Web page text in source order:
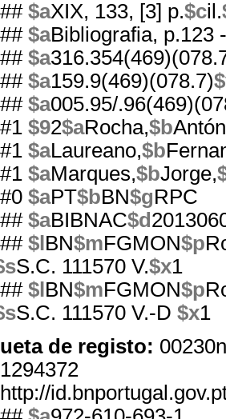
## $aXIX, 133, [3] p.$cil.
## $aBibliografia, p.123
## $a
## $a159.9(469)(078.7)
## $a005.95/
#1 $92$aRocha,$b
#1 $aLaureano,$b
#1 $aMarques,$bJorge,
#0 $aPT$bBN$gRPC
## $aBIBNAC$d
## $l BN$mFGMON$p
S.C. 111570 V.$x1
## $l BN$mFGMON$p
S.C. 111570 V.-D $x1
de registo:
1294372
http://